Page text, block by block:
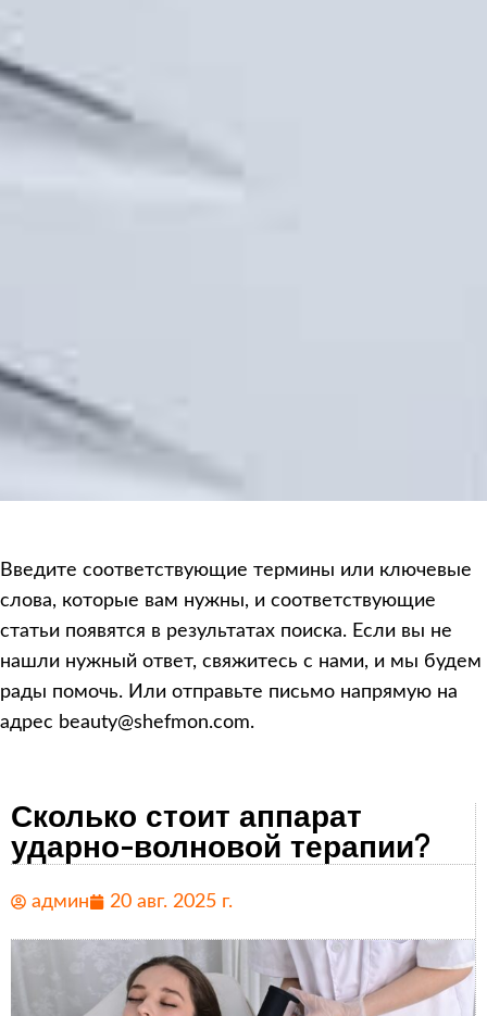
Введите соответствующие термины или ключевые
слова, которые вам нужны, и соответствующие
статьи появятся в результатах поиска. Если вы не
нашли нужный ответ, свяжитесь с нами, и мы будем
рады помочь. Или отправьте письмо напрямую на
адрес beauty@shefmon.com.
Сколько стоит аппарат
ударно-волновой терапии?
админ 20 авг. 2025 г.